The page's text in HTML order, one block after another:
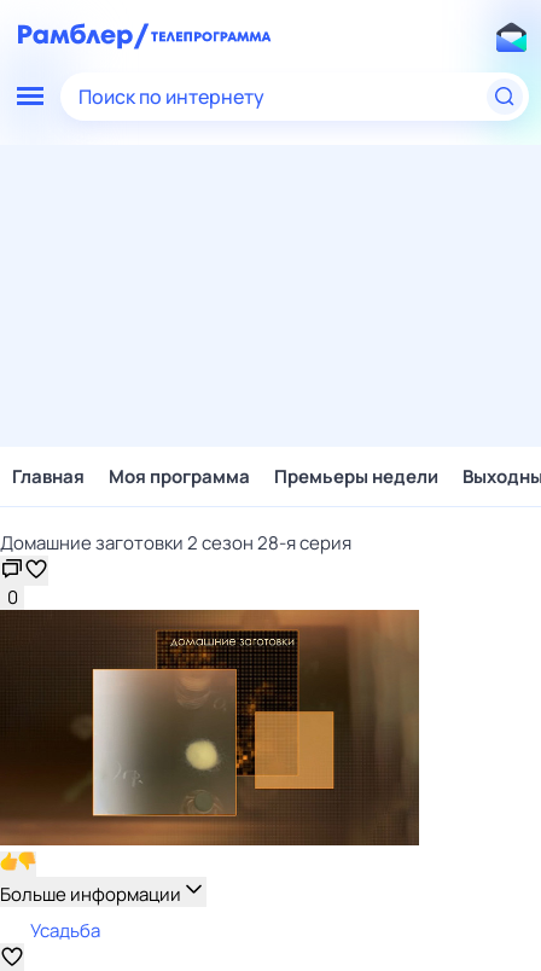
Поиск по интернету
Главная Моя программа Премьеры недели
Домашние заготовки 2 сезон 28-я серия
0
Больше информации
Усадьба